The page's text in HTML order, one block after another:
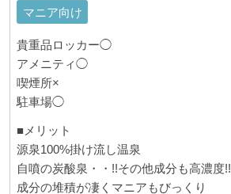
マニア向け
貴重品ロッカー◯
アメニティ◯
喫煙所×
駐車場◯
■メリット
源泉100%掛け流し温泉
自噴の炭酸泉・・!!その他成分も高濃度!!
成分の堆積が凄くマニアもびっくり